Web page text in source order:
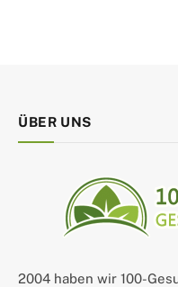
ÜBER UNS
2004 haben wir 100-